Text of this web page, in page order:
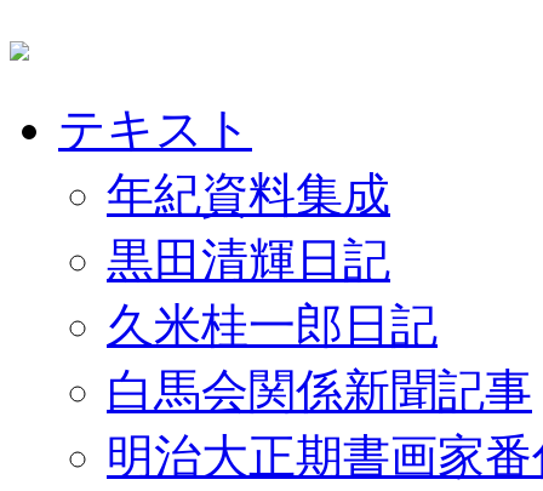
テキスト
年紀資料集成
黒田清輝日記
久米桂一郎日記
白馬会関係新聞記事
明治大正期書画家